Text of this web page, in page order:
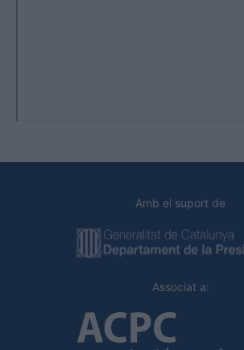
Amb el suport de
Associat a: